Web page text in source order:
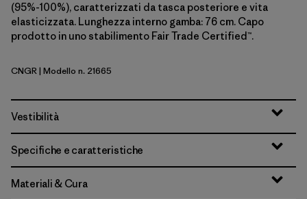
(95%-100%), caratterizzati da tasca posteriore e vita
elasticizzata. Lunghezza interno gamba: 76 cm. Capo
prodotto in uno stabilimento Fair Trade Certified™.
Canopy Green
CNGR| Modello n. 21665
Vestibilità
Specifiche e caratteristiche
Materiali & Cura